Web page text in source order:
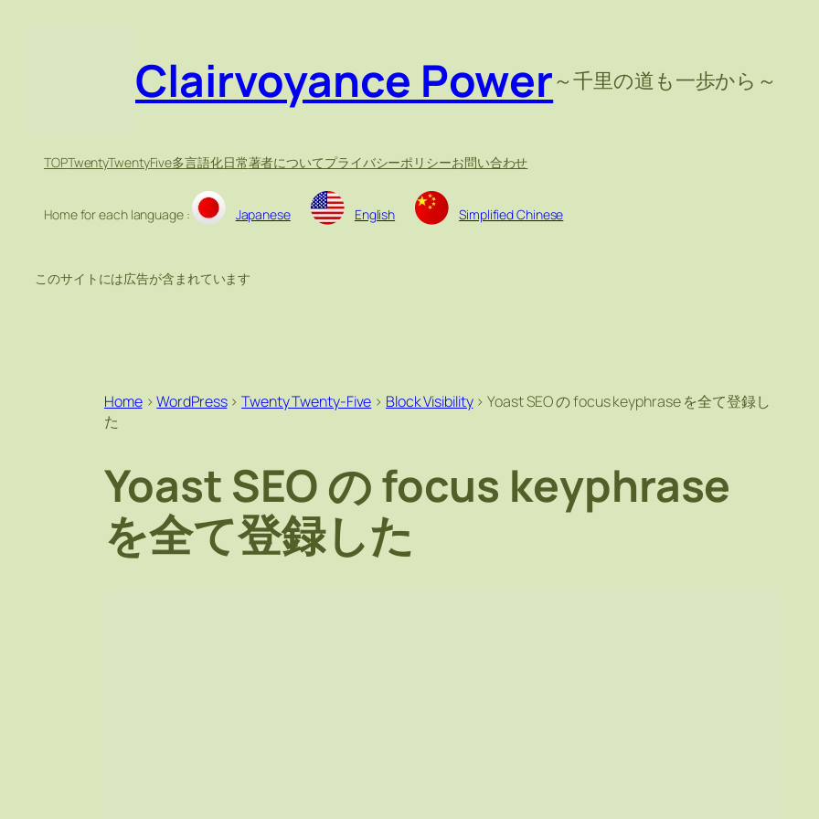
Clairvoyance Power～千里の道も一歩から～
TOPTwentyTwentyFive多言語化日常著者についてプライバシーポリシーお問い合わせ
Home for each language : Japanese English Simplified Chinese
このサイトには広告が含まれています
Home>WordPress>Twenty Twenty-Five > Block Visibility>Yoast SEO の focus keyphrase を全て登録し
た
Yoast SEO の focus keyphrase
を全て登録した